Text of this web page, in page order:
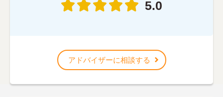
5.0
アドバイザーに相談する